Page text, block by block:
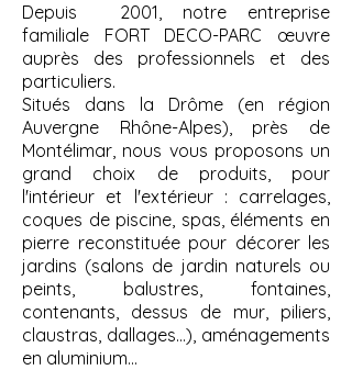
Depuis 2001, notre entreprise
familiale FORT DECO-PARC œuvre
auprès des professionnels et des
particuliers.
Situés dans la Drôme (en région
Auvergne Rhône-Alpes), près de
Montélimar, nous vous proposons un
grand choix de produits, pour
l'intérieur et l'extérieur : carrelages,
coques de piscine, spas, éléments en
pierre reconstituée pour décorer les
jardins (salons de jardin naturels ou
peints, balustres, fontaines,
contenants, dessus de mur, piliers,
claustras, dallages…), aménagements
en aluminium...